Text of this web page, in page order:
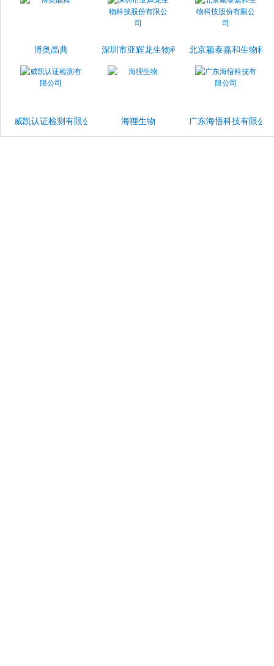
博奥晶典 深圳市亚辉龙生物科技股份有限公司
北京颖泰嘉和生物科
威凯认证检测有限公司 海狸生物 广东海悟科技有限公司